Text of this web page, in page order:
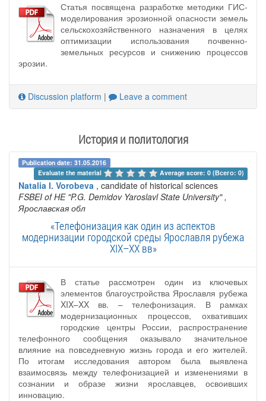
Статья посвящена разработке методики ГИС-
моделирования эрозионной опасности земель
сельскохозяйственного назначения в целях
оптимизации использования почвенно-
земельных ресурсов и снижению процессов
эрозии.
Discussion platform | Leave a comment
История и политология
Publication date: 31.05.2016
Evaluate the material
Average score: 0 (Всего: 0)
Natalia I. Vorobeva , candidate of historical sciences
FSBEI of HE "P.G. Demidov Yaroslavl State University" ,
Ярославская обл
«Телефонизация как один из аспектов
модернизации городской среды Ярославля рубежа
XIX–XX вв»
В статье рассмотрен один из ключевых
элементов благоустройства Ярославля рубежа
XIX–XX вв. – телефонизация. В рамках
модернизационных процессов, охвативших
городские центры России, распространение
телефонного сообщения оказывало значительное
влияние на повседневную жизнь города и его жителей.
По итогам исследования автором была выявлена
взаимосвязь между телефонизацией и изменениями в
сознании и образе жизни ярославцев, освоивших
инновацию.